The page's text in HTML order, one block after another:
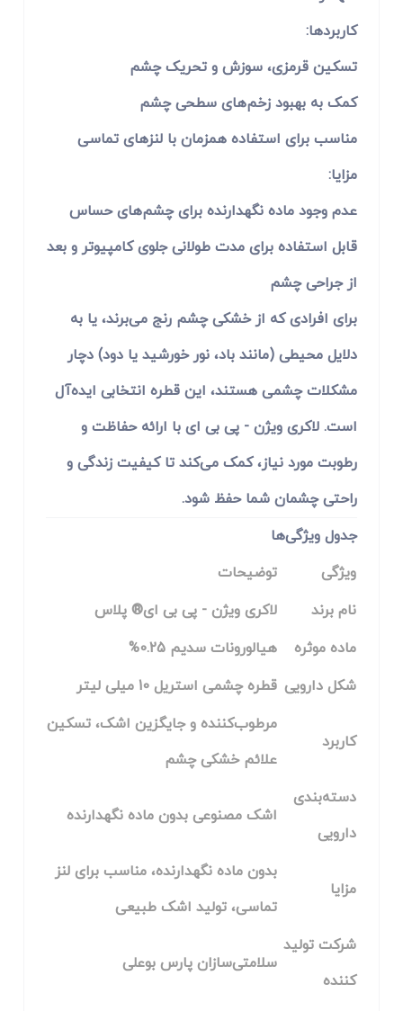
کاربردها:
تسکین قرمزی، سوزش و تحریک چشم
کمک به بهبود زخم‌های سطحی چشم
مناسب برای استفاده همزمان با لنزهای تماسی
مزایا:
عدم وجود ماده نگهدارنده برای چشم‌های حساس
قابل استفاده برای مدت طولانی جلوی کامپیوتر و بعد
از جراحی چشم
برای افرادی که از خشکی چشم رنج می‌برند، یا به
دلایل محیطی (مانند باد، نور خورشید یا دود) دچار
مشکلات چشمی هستند، این قطره انتخابی ایده‌آل
است. لاکری ویژن - پی بی ای با ارائه حفاظت و
رطوبت مورد نیاز، کمک می‌کند تا کیفیت زندگی و
راحتی چشمان شما حفظ شود.
جدول ویژگی‌ها
ویژگی
توضیحات
نام برند
لاکری ویژن - پی بی ای® پلاس
ماده موثره
هیالورونات سدیم 0.25%
شکل دارویی قطره چشمی استریل 10 میلی لیتر
کاربرد
مرطوب‌کننده و جایگزین اشک، تسکین
علائم خشکی چشم
دسته‌بندی
دارویی
اشک مصنوعی بدون ماده نگهدارنده
مزایا
بدون ماده نگهدارنده، مناسب برای لنز
تماسی، تولید اشک طبیعی
شرکت تولید
کننده
سلامتی‌سازان پارس بوعلی